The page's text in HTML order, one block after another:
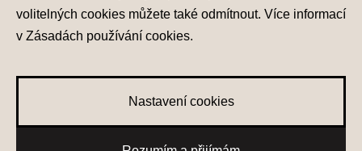
0
© 2026 Hyundai Motor Czech s.r.o.
Všechna práva vyhrazena
volitelných cookies můžete také odmítnout. Více informací
v Zásadách používání cookies.
Nastavení cookies